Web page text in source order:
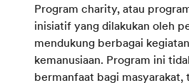
Program charity, atau
inisiatif yang dilakukan oleh
mendukung berbagai
kemanusiaan. Program ini
bermanfaat bagi masyarakat,